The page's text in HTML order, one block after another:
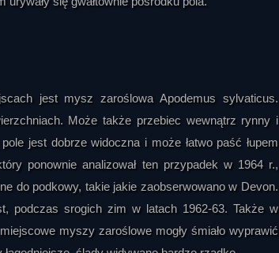
jest mysz zaroślowa Apodemus sylvaticus.
Może także przebiec wewnątrz rynny i
jest dobrze widoczna i może łatwo paść łupem
ponownie analizował ten przypadek w 1964 r.,
do podkowy, takie jakie zaobserwowano w Devon.
podczas srogich zim w latach 1962-63. Także w
myszy zaroślowe mogły śmiało wyprawić